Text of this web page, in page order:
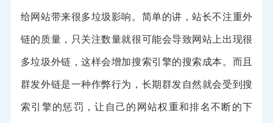
给网站带来很多垃圾影响。简单的讲，站长不注重外
链的质量，只关注数量就很可能会导致网站上出现很
多垃圾外链，这样会增加搜索引擎的搜索成本。而且
群发外链是一种作弊行为，长期群发自然就会受到搜
索引擎的惩罚，让自己的网站权重和排名不断的下